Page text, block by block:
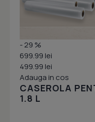
- 29 %
699.99 lei
499.99 lei
Adauga in cos
CASEROLA
1.8 L